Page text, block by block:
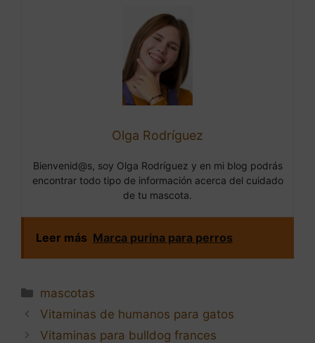
Olga Rodríguez
Bienvenid@s, soy Olga Rodríguez y en mi blog podrás
encontrar todo tipo de información acerca del cuidado
de tu mascota.
Leer más Marca purina para perros
Categorías
mascotas
Navegación
de
Vitaminas de humanos para gatos
Vitaminas para bulldog frances